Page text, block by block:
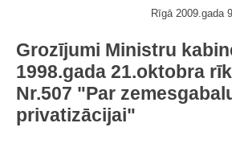
Rīgā 2009.gada
Grozījumi Ministru
1998.gada 21.oktobra
Nr.507 "Par
privatizācijai"